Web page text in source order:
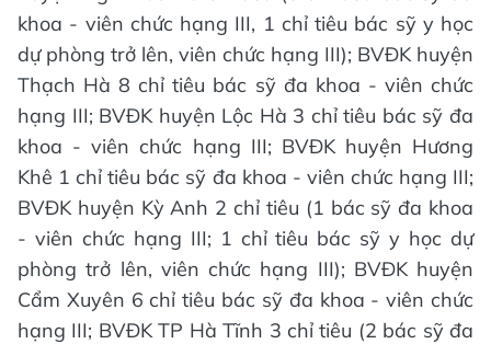
khoa - viên chức hạng III, 1 chỉ tiêu bác sỹ y học
dự phòng trở lên, viên chức hạng III); BVĐK huyện
Thạch Hà 8 chỉ tiêu bác sỹ đa khoa - viên chức
hạng III; BVĐK huyện Lộc Hà 3 chỉ tiêu bác sỹ đa
khoa - viên chức hạng III; BVĐK huyện Hương
Khê 1 chỉ tiêu bác sỹ đa khoa - viên chức hạng III;
BVĐK huyện Kỳ Anh 2 chỉ tiêu (1 bác sỹ đa khoa
- viên chức hạng III; 1 chỉ tiêu bác sỹ y học dự
phòng trở lên, viên chức hạng III); BVĐK huyện
Cẩm Xuyên 6 chỉ tiêu bác sỹ đa khoa - viên chức
hạng III; BVĐK TP Hà Tĩnh 3 chỉ tiêu (2 bác sỹ đa